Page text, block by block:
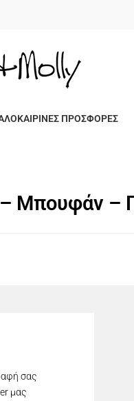
ΠΡΟΣΦΟΡΕΣ
Μπουφάν –
σας
μας